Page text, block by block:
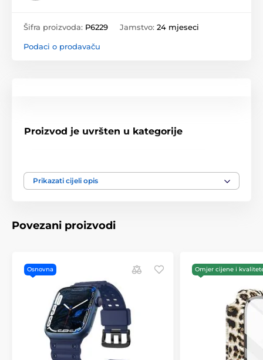
Šifra proizvoda: P6229 Jamstvo: 24 mjeseci
Podaci o prodavaču
Proizvod je uvršten u kategorije
Apple Watch 1 / 2 / 3, 38 mm
Prikazati cijeli opis
Povezani proizvodi
Osnovna Omjer cijene i